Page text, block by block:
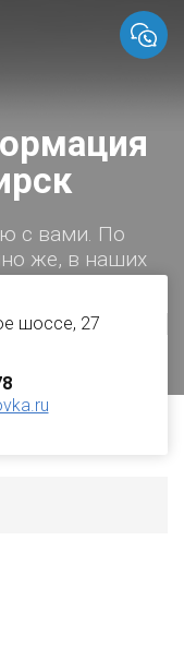
с вами. По
же, в наших
шоссе, 27